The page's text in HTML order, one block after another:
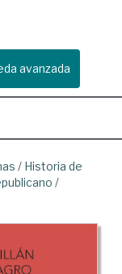
avanzada
/ Historia de
/